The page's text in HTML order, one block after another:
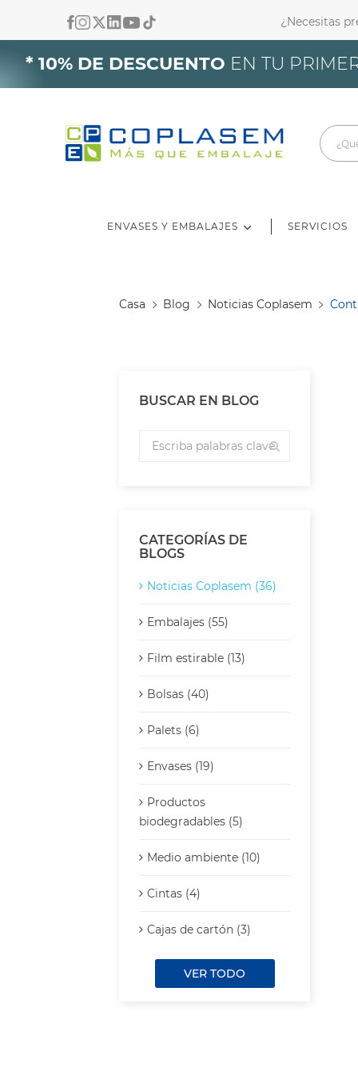
¿Necesitas
* 10% DE DESCUENTO EN TU
ENVASES Y EMBALAJES SERVICIOS
Casa Blog Noticias Coplasem
BUSCAR EN BLOG
CATEGORÍAS DE
BLOGS
Noticias Coplasem (36)
Embalajes (55)
Film estirable (13)
Bolsas (40)
Palets (6)
Envases (19)
Productos
biodegradables (5)
Medio ambiente (10)
Cintas (4)
Cajas de cartón (3)
VER TODO